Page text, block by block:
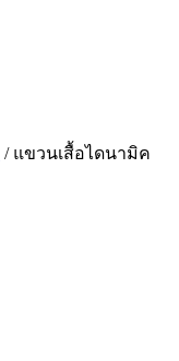
/ แขวนเสื้อไดนามิค